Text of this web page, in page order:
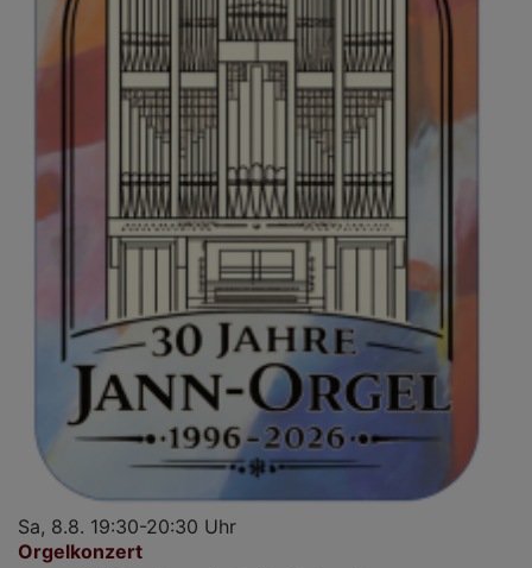
Sa, 8.8. 19:30-20:30 Uhr
Orgelkonzert